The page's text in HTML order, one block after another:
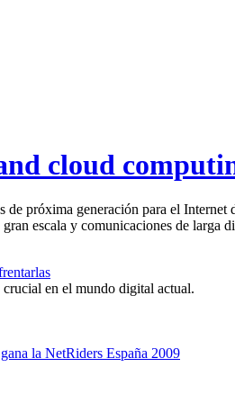
cloud
próxima generación para el
escala y comunicaciones de larga
en el mundo digital actual.
la NetRiders España 2009